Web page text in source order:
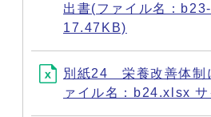
出書(ファイル名：
17.47KB)
別紙24 栄養改善体制
ァイル名：b24.xlsx